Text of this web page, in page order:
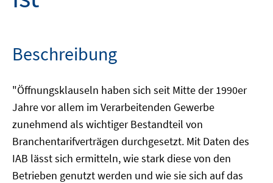
Beschreibung
"Öffnungsklauseln haben sich seit Mitte der 1990er
Jahre vor allem im Verarbeitenden Gewerbe
zunehmend als wichtiger Bestandteil von
Branchentarifverträgen durchgesetzt. Mit Daten des
IAB lässt sich ermitteln, wie stark diese von den
Betrieben genutzt werden und wie sie sich auf das